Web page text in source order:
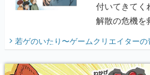
付いてきてく
解散の危機を
『少年ジャン
り】
若ゲのいたり〜ゲームクリエイターの